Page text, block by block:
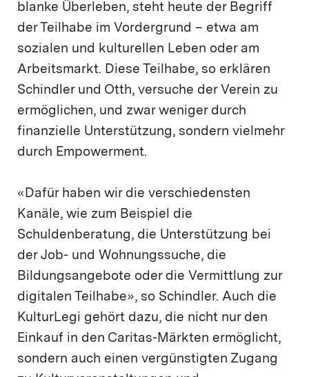
blanke Überleben, steht heute der Begriff
der Teilhabe im Vordergrund – etwa am
sozialen und kulturellen Leben oder am
Arbeitsmarkt. Diese Teilhabe, so erklären
Schindler und Otth, versuche der Verein zu
ermöglichen, und zwar weniger durch
finanzielle Unterstützung, sondern vielmehr
durch Empowerment.
«Dafür haben wir die verschiedensten
Kanäle, wie zum Beispiel die
Schuldenberatung, die Unterstützung bei
der Job- und Wohnungssuche, die
Bildungsangebote oder die Vermittlung zur
digitalen Teilhabe», so Schindler. Auch die
KulturLegi gehört dazu, die nicht nur den
Einkauf in den Caritas-Märkten ermöglicht,
sondern auch einen vergünstigten Zugang